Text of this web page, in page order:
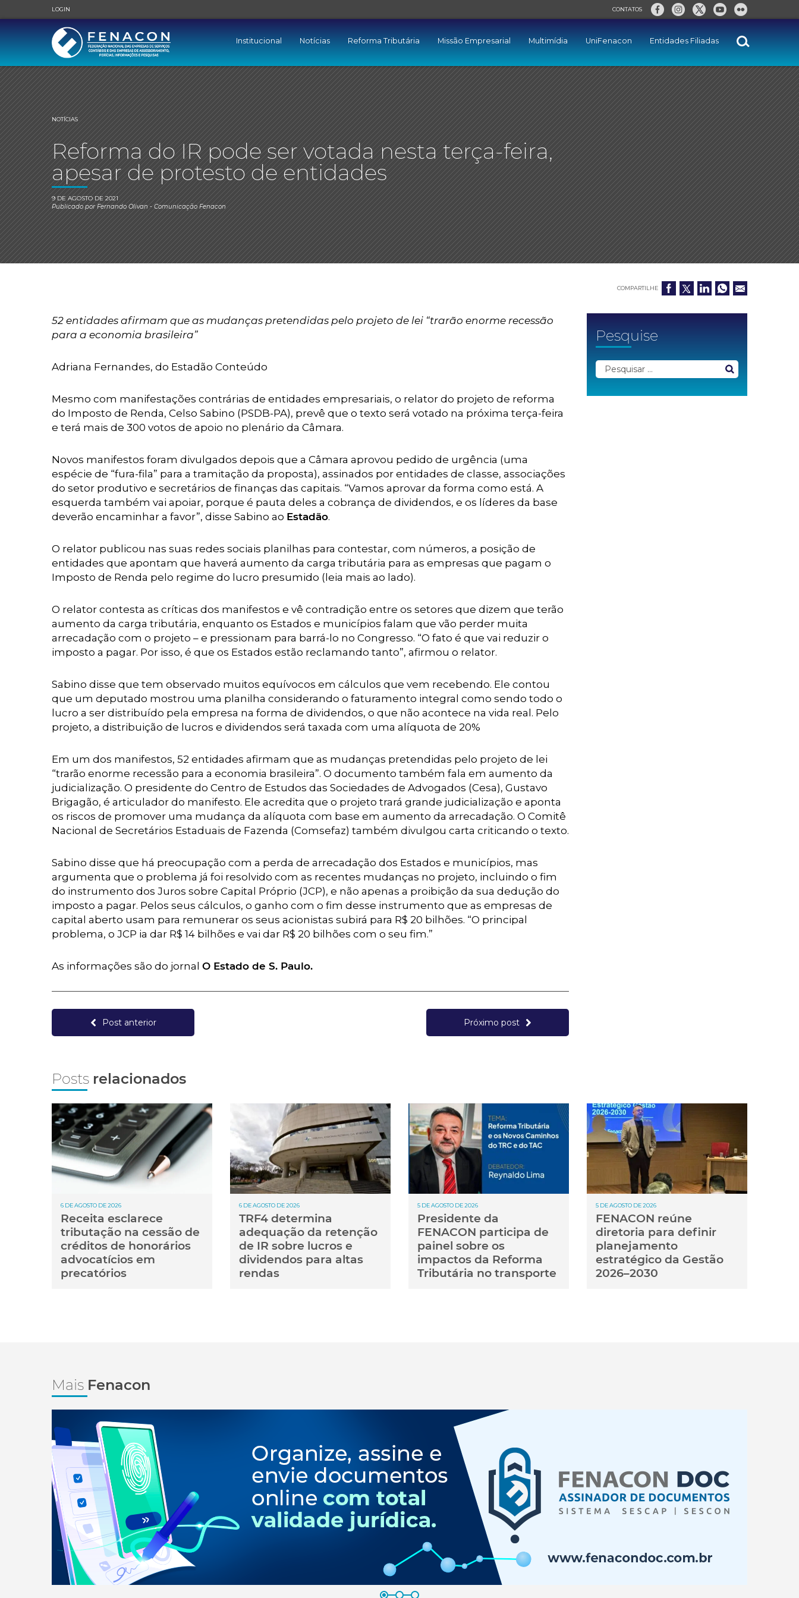
LOGIN CONTATOS
Institucional Notícias Reforma Tributária Missão Empresarial Multimídia UniFenacon Entidades Filiadas
NOTÍCIAS
Reforma do IR pode ser votada nesta terça-feira,
apesar de protesto de entidades
9 DE AGOSTO DE 2021
Publicado porFernando Olivan- Comunicação Fenacon
COMPARTILHE
52 entidades afirmam que as mudanças pretendidas pelo projeto de lei “trarão enorme recessão
para a economia brasileira”
Adriana Fernandes, do Estadão Conteúdo
Mesmo com manifestações contrárias de entidades empresariais, o relator do projeto de reforma
do Imposto de Renda, Celso Sabino (PSDB-PA), prevê que o texto será votado na próxima terça-feira
e terá mais de 300 votos de apoio no plenário da Câmara.
Novos manifestos foram divulgados depois que a Câmara aprovou pedido de urgência (uma
espécie de “fura-fila” para a tramitação da proposta), assinados por entidades de classe, associações
do setor produtivo e secretários de finanças das capitais. “Vamos aprovar da forma como está. A
esquerda também vai apoiar, porque é pauta deles a cobrança de dividendos, e os líderes da base
deverão encaminhar a favor”, disse Sabino ao Estadão.
O relator publicou nas suas redes sociais planilhas para contestar, com números, a posição de
entidades que apontam que haverá aumento da carga tributária para as empresas que pagam o
Imposto de Renda pelo regime do lucro presumido (leia mais ao lado).
O relator contesta as críticas dos manifestos e vê contradição entre os setores que dizem que terão
aumento da carga tributária, enquanto os Estados e municípios falam que vão perder muita
arrecadação com o projeto – e pressionam para barrá-lo no Congresso. “O fato é que vai reduzir o
imposto a pagar. Por isso, é que os Estados estão reclamando tanto”, afirmou o relator.
Sabino disse que tem observado muitos equívocos em cálculos que vem recebendo. Ele contou
que um deputado mostrou uma planilha considerando o faturamento integral como sendo todo o
lucro a ser distribuído pela empresa na forma de dividendos, o que não acontece na vida real. Pelo
projeto, a distribuição de lucros e dividendos será taxada com uma alíquota de 20%
Em um dos manifestos, 52 entidades afirmam que as mudanças pretendidas pelo projeto de lei
“trarão enorme recessão para a economia brasileira”. O documento também fala em aumento da
judicialização. O presidente do Centro de Estudos das Sociedades de Advogados (Cesa), Gustavo
Brigagão, é articulador do manifesto. Ele acredita que o projeto trará grande judicialização e aponta
os riscos de promover uma mudança da alíquota com base em aumento da arrecadação. O Comitê
Nacional de Secretários Estaduais de Fazenda (Comsefaz) também divulgou carta criticando o texto.
Sabino disse que há preocupação com a perda de arrecadação dos Estados e municípios, mas
argumenta que o problema já foi resolvido com as recentes mudanças no projeto, incluindo o fim
do instrumento dos Juros sobre Capital Próprio (JCP), e não apenas a proibição da sua dedução do
imposto a pagar. Pelos seus cálculos, o ganho com o fim desse instrumento que as empresas de
capital aberto usam para remunerar os seus acionistas subirá para R$ 20 bilhões. “O principal
problema, o JCP ia dar R$ 14 bilhões e vai dar R$ 20 bilhões com o seu fim.”
As informações são do jornal O Estado de S. Paulo.
Post anterior Próximo post
Pesquise
Posts relacionados
6 DE AGOSTO DE 2026
Receita esclarece
tributação na cessão de
créditos de honorários
advocatícios em
precatórios
6 DE AGOSTO DE 2026
TRF4 determina
adequação da retenção
de IR sobre lucros e
dividendos para altas
rendas
5 DE AGOSTO DE 2026
Presidente da
FENACON participa de
painel sobre os
impactos da Reforma
Tributária no transporte
5 DE AGOSTO DE 2026
FENACON reúne
diretoria para definir
planejamento
estratégico da Gestão
2026–2030
Mais Fenacon